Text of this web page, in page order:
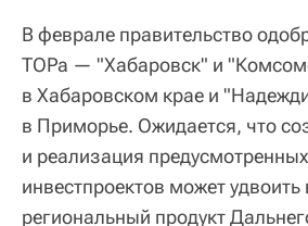
В феврале правительство
ТОРа — "Хабаровск" и
в Хабаровском крае и
в Приморье. Ожидается, что
и реализация
инвестпроектов может
региональный продукт